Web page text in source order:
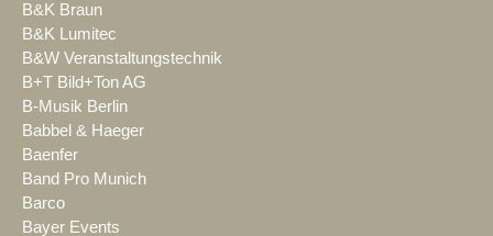
B&K Braun
B&K Lumitec
B&W Veranstaltungstechnik
B+T Bild+Ton AG
B-Musik Berlin
Babbel & Haeger
Baenfer
Band Pro Munich
Barco
Bayer Events